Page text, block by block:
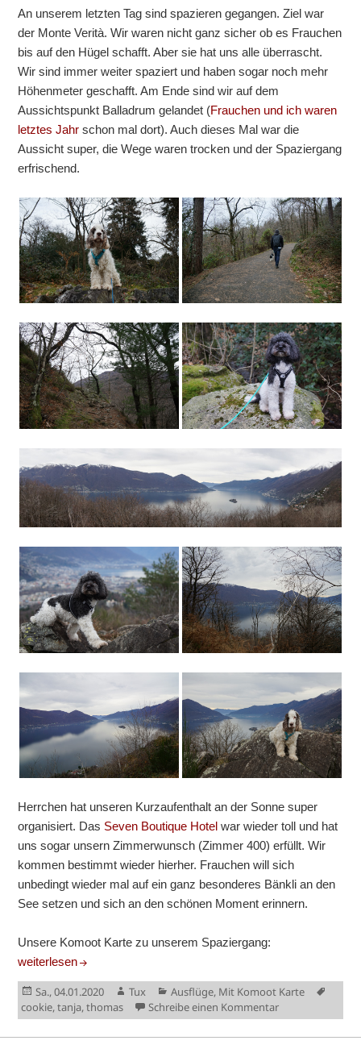
An unserem letzten Tag sind spazieren gegangen. Ziel war
der Monte Verità. Wir waren nicht ganz sicher ob es Frauchen
bis auf den Hügel schafft. Aber sie hat uns alle überrascht.
Wir sind immer weiter spaziert und haben sogar noch mehr
Höhenmeter geschafft. Am Ende sind wir auf dem
Aussichtspunkt Balladrum gelandet (Frauchen und ich waren
letztes Jahr schon mal dort). Auch dieses Mal war die
Aussicht super, die Wege waren trocken und der Spaziergang
erfrischend.
Herrchen hat unseren Kurzaufenthalt an der Sonne super
organisiert. Das Seven Boutique Hotel war wieder toll und hat
uns sogar unsern Zimmerwunsch (Zimmer 400) erfüllt. Wir
kommen bestimmt wieder hierher. Frauchen will sich
unbedingt wieder mal auf ein ganz besonderes Bänkli an den
See setzen und sich an den schönen Moment erinnern.
Unsere Komoot Karte zu unserem Spaziergang:
Jahresstart in Ascona
weiterlesen
Veröffentlicht
am
Sa., 04.01.2020 Autor
Tux Kategorien
Ausflüge, Mit Komoot Karte
cookie,tanja,thomas Schreibe einen Kommentarzu Jahresstart in